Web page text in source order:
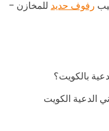
رفوف حديد للمخازن –
بالكويت؟
الدعية الكويت